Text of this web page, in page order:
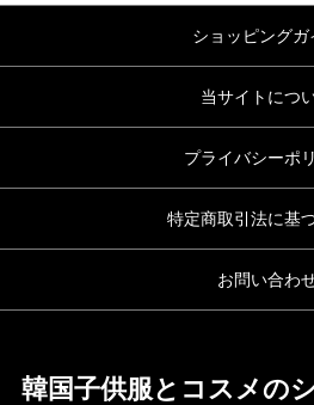
ショッピングガ
当サイトにつ
プライバシーポ
特定商取引法に基
お問い合わ
韓国子供服とコスメの